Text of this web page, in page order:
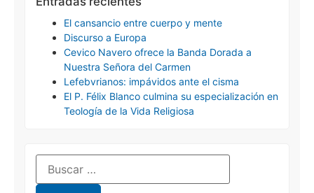
El cansancio entre cuerpo y mente
Discurso a Europa
Cevico Navero ofrece la Banda Dorada a
Nuestra Señora del Carmen
Lefebvrianos: impávidos ante el cisma
El P. Félix Blanco culmina su especialización en
Teología de la Vida Religiosa